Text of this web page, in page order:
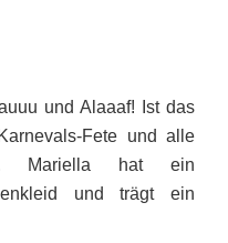
und Alaaaf! Ist das
Fete und alle
Mariella hat ein
und trägt ein